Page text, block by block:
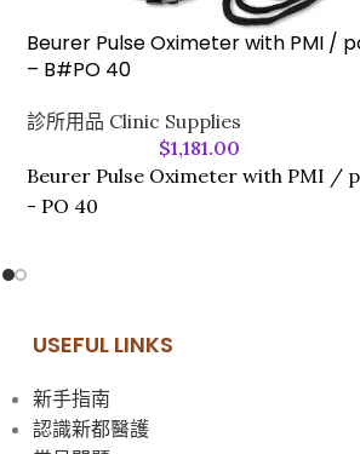
Beurer Pulse Oximeter with PMI /
– B#PO 40
診所用品 Clinic Supplies
$1,181.00
Beurer Pulse Oximeter with PMI /
- PO 40
USEFUL LINKS
新手指南
認識新都醫護